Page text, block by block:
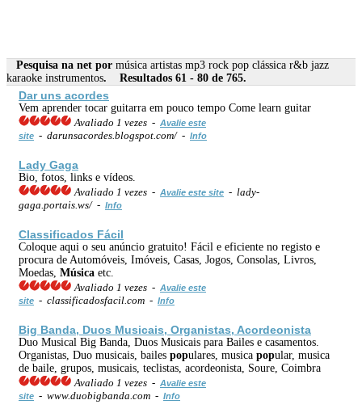
Pesquisa na net por música artistas mp3 rock pop clássica r&b jazz
karaoke instrumentos. Resultados 61 - 80 de 765.
Dar uns acordes
Vem aprender tocar guitarra em pouco tempo Come learn guitar
Avaliado 1 vezes - Avalie este
site - darunsacordes.blogspot.com/ - Info
Lady Gaga
Bio, fotos, links e vídeos.
Avaliado 1 vezes - Avalie este site - lady-
gaga.portais.ws/ - Info
Classificados Fácil
Coloque aqui o seu anúncio gratuito! Fácil e eficiente no registo e
procura de Automóveis, Imóveis, Casas, Jogos, Consolas, Livros,
Moedas, Música etc.
Avaliado 1 vezes - Avalie este
site - classificadosfacil.com - Info
Big Banda, Duos Musicais, Organistas, Acordeonista
Duo Musical Big Banda, Duos Musicais para Bailes e casamentos.
Organistas, Duo musicais, bailes populares, musica popular, musica
de baile, grupos, musicais, teclistas, acordeonista, Soure, Coimbra
Avaliado 1 vezes - Avalie este
site - www.duobigbanda.com - Info